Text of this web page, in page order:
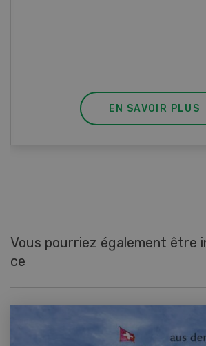
EN SAVOIR PLUS
Vous pourriez également être
ce